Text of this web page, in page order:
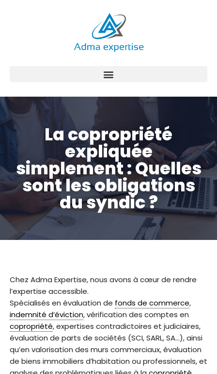
La copropriété
expliquée
simplement : Quelles
sont les obligations
du syndic ?
Chez Adma Expertise, nous avons à cœur de rendre
l’expertise accessible.
Spécialisés en évaluation de fonds de commerce,
indemnité d’éviction, vérification des comptes en
copropriété, expertises contradictoires et judiciaires,
évaluation de parts de sociétés (SCI, SARL, SA…), ainsi
qu’en valorisation des murs commerciaux, évaluation
de biens immobiliers d’habitation ou professionnels, et